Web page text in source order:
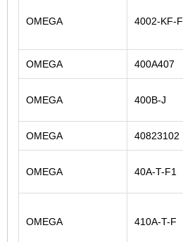
OMEGA 4002-KF-F
OMEGA 400A407
OMEGA 400B-J
OMEGA 40823102
OMEGA 40A-T-F1
OMEGA 410A-T-F